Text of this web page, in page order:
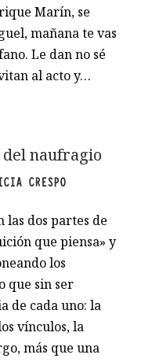
Marín, se
mañana te vas
Le dan no sé
al acto y…
del naufragio
CRESPO
las dos partes de
que piensa» y
los
que sin ser
de cada uno: la
vínculos, la
más que una